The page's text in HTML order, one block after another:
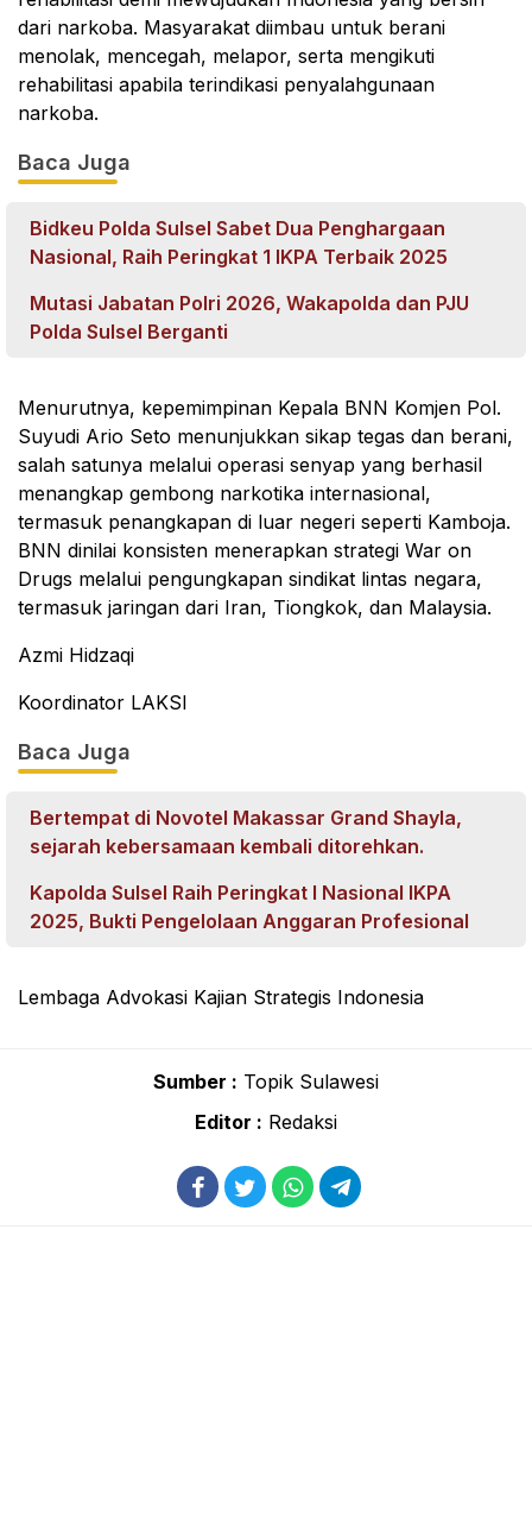
dari narkoba. Masyarakat diimbau untuk berani
menolak, mencegah, melapor, serta mengikuti
rehabilitasi apabila terindikasi penyalahgunaan
narkoba.
Baca Juga
Bidkeu Polda Sulsel Sabet Dua Penghargaan
Nasional, Raih Peringkat 1 IKPA Terbaik 2025
Mutasi Jabatan Polri 2026, Wakapolda dan PJU
Polda Sulsel Berganti
Menurutnya, kepemimpinan Kepala BNN Komjen Pol.
Suyudi Ario Seto menunjukkan sikap tegas dan berani,
salah satunya melalui operasi senyap yang berhasil
menangkap gembong narkotika internasional,
termasuk penangkapan di luar negeri seperti Kamboja.
BNN dinilai konsisten menerapkan strategi War on
Drugs melalui pengungkapan sindikat lintas negara,
termasuk jaringan dari Iran, Tiongkok, dan Malaysia.
Azmi Hidzaqi
Koordinator LAKSI
Baca Juga
Bertempat di Novotel Makassar Grand Shayla,
sejarah kebersamaan kembali ditorehkan.
Kapolda Sulsel Raih Peringkat I Nasional IKPA
2025, Bukti Pengelolaan Anggaran Profesional
Lembaga Advokasi Kajian Strategis Indonesia
Sumber : Topik Sulawesi
Editor : Redaksi